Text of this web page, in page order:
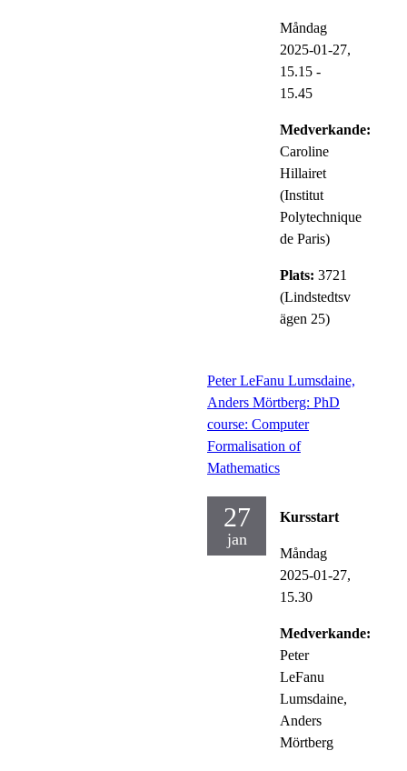
Måndag
2025-01-27,
15.15 -
15.45
Medverkande:
Caroline
Hillairet
(Institut
Polytechnique
de Paris)
Plats: 3721
(Lindstedtsv
ägen 25)
Peter LeFanu Lumsdaine,
Anders Mörtberg: PhD
course: Computer
Formalisation of
Mathematics
27
jan
Kursstart
Måndag
2025-01-27,
15.30
Medverkande:
Peter
LeFanu
Lumsdaine,
Anders
Mörtberg